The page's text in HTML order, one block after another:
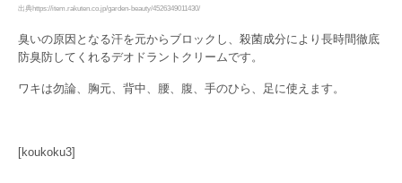
出典https://item.rakuten.co.jp/garden-beauty/4526349011430/
臭いの原因となる汗を元からブロックし、殺菌成分により長時間徹底
防臭防してくれるデオドラントクリームです。
ワキは勿論、胸元、背中、腰、腹、手のひら、足に使えます。
[koukoku3]